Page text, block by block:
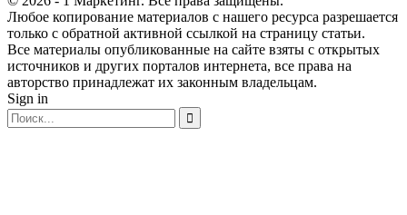
Любое копирование материалов с нашего ресурса разрешается
только с обратной активной ссылкой на страницу статьи.
Все материалы опубликованные на сайте взяты с открытых
источников и других порталов интернета, все права на
авторство принадлежат их законным владельцам.
Sign in